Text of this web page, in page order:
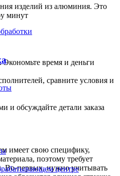
центре
изделий из алюминия. Это
минут
время и деньги
сравните условия и
и обсуждайте детали заказа
имеет свою специфику,
поэтому требует
Во-первых, нужно учитывать